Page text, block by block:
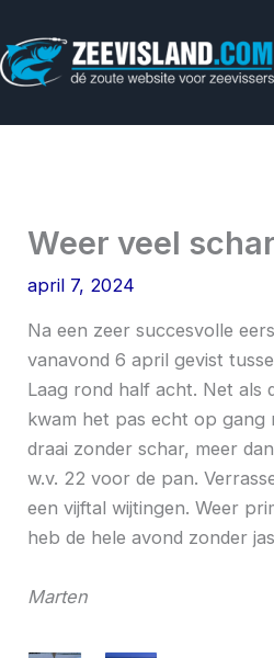
naar
de
Weer veel schar
april 7, 2024
Na een zeer succesvolle
vanavond 6 april gevist
Laag rond half acht. Net als
kwam het pas echt op gang
draai zonder schar, meer
w.v. 22 voor de pan.
een vijftal wijtingen. Weer
heb de hele avond zonder
Marten